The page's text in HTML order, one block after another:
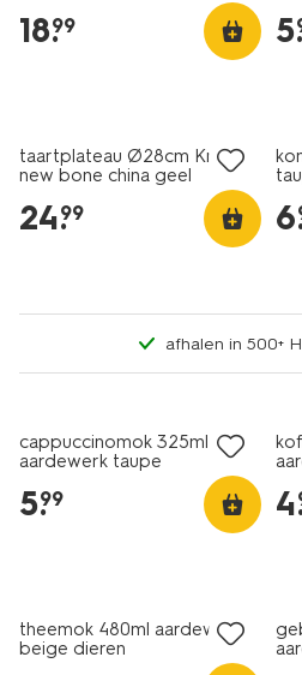
18.
99 5.
taartplateau Ø28cm Knap
new bone china geel
24.
99 6
afhalen in 500+
cappuccinomok 325ml Puur
aardewerk taupe
5.
99 4
theemok 480ml aardewerk
beige dieren